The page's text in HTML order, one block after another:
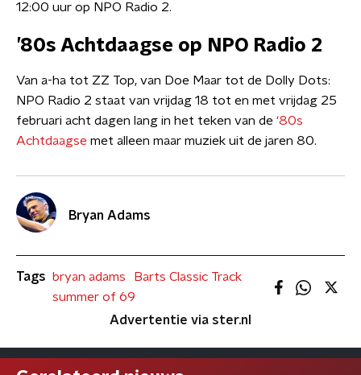
12:00 uur op NPO Radio 2.
’80s Achtdaagse op NPO Radio 2
Van a-ha tot ZZ Top, van Doe Maar tot de Dolly Dots:
NPO Radio 2 staat van vrijdag 18 tot en met vrijdag 25
februari acht dagen lang in het teken van de ‘80s
Achtdaagse met alleen maar muziek uit de jaren 80.
Bryan Adams
Tags bryan adams
Barts Classic Track
summer of 69
Advertentie via ster.nl